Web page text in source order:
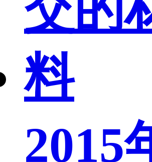
2015